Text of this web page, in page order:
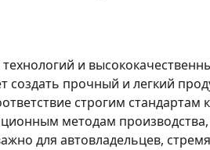
и
прочный и легкий
строгим стандартам
методам
для автовладельцев,